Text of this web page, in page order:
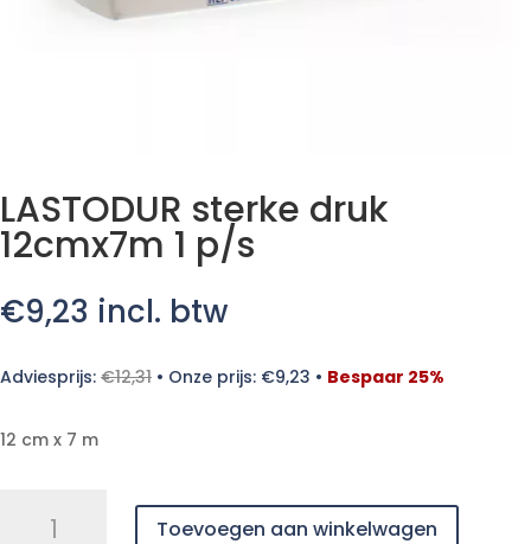
LASTODUR sterke druk
12cmx7m 1 p/s
€9,23 incl. btw
Adviesprijs: €12,31 • Onze prijs: €9,23 • Bespaar 25%
12 cm x 7 m
sterke
Toevoegen aan winkelwagen